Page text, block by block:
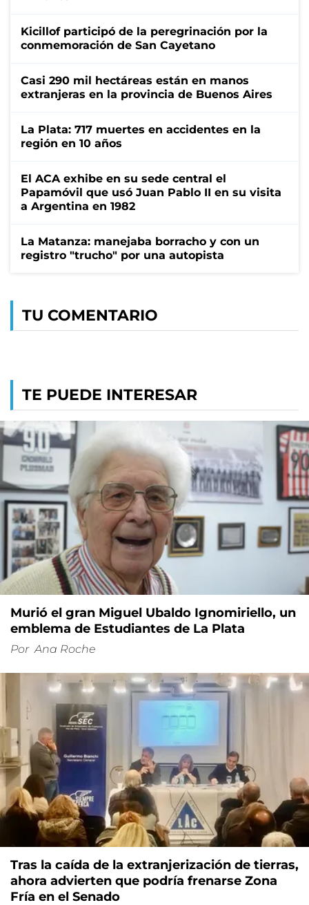
Kicillof participó de la peregrinación por la
conmemoración de San Cayetano
Casi 290 mil hectáreas están en manos
extranjeras en la provincia de Buenos Aires
La Plata: 717 muertes en accidentes en la
región en 10 años
El ACA exhibe en su sede central el
Papamóvil que usó Juan Pablo II en su visita
a Argentina en 1982
La Matanza: manejaba borracho y con un
registro "trucho" por una autopista
TU COMENTARIO
TE PUEDE INTERESAR
Murió el gran Miguel Ubaldo Ignomiriello, un
emblema de Estudiantes de La Plata
Por Ana Roche
Tras la caída de la extranjerización de tierras,
ahora advierten que podría frenarse Zona
Fría en el Senado